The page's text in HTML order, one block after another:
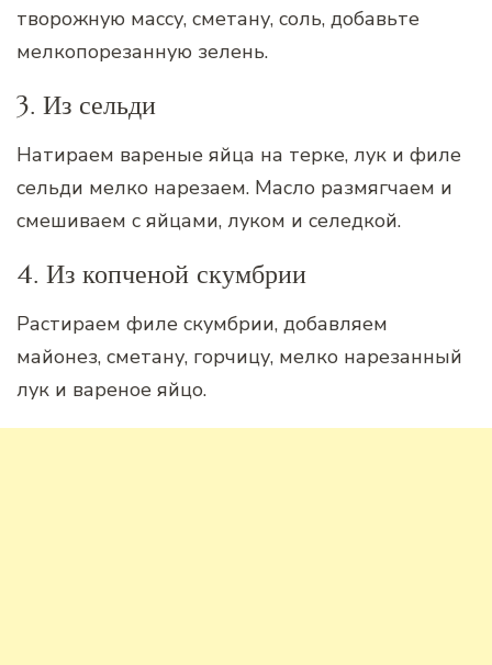
творожную массу, сметану, соль, добавьте
мелкопорезанную зелень.
3. Из сельди
Натираем вареные яйца на терке, лук и филе
сельди мелко нарезаем. Масло размягчаем и
смешиваем с яйцами, луком и селедкой.
4. Из копченой скумбрии
Растираем филе скумбрии, добавляем
майонез, сметану, горчицу, мелко нарезанный
лук и вареное яйцо.